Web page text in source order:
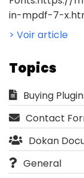
in-mpdf-7-
> Voir article
Topics
Buying
Contact
Dokan
General